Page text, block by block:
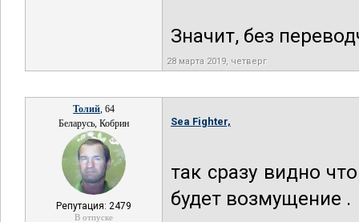
Значит, без
28 марта 2019, четверг
Толий, 64
Беларусь, Кобрин
Репутация: 2479
В отпуске
Sea Fighter,
так сразу видно
будет возмущение .